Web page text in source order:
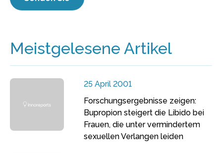
Meistgelesene Artikel
25 April 2001
Forschungsergebnisse zeigen:
Bupropion steigert die Libido bei
Frauen, die unter vermindertem
sexuellen Verlangen leiden